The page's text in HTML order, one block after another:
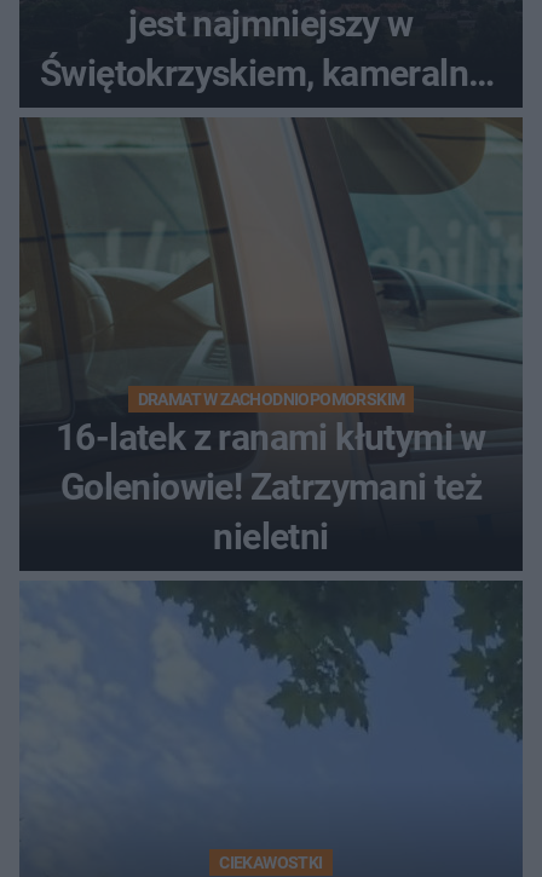
jest najmniejszy w
Świętokrzyskiem, kameralny i
bez tłumów
DRAMAT W ZACHODNIOPOMORSKIM
16-latek z ranami kłutymi w
Goleniowie! Zatrzymani też
nieletni
CIEKAWOSTKI